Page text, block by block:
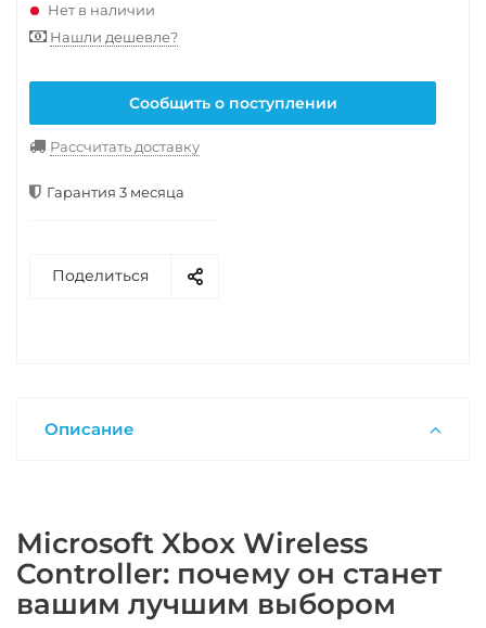
Нет в наличии
Нашли дешевле?
Сообщить о поступлении
Рассчитать доставку
Гарантия 3 месяца
Поделиться
Описание
Microsoft Xbox Wireless
Controller: почему он станет
вашим лучшим выбором